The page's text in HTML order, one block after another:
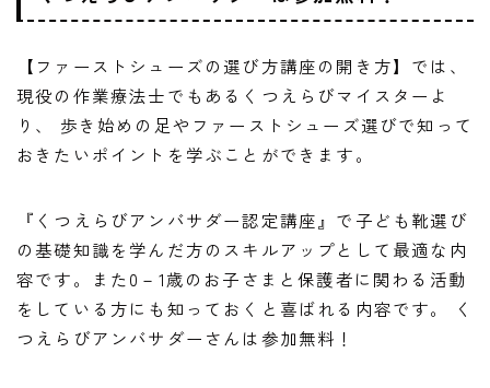
【ファーストシューズの選び方講座の開き方】では、
現役の作業療法士でもあるくつえらびマイスターよ
り、 歩き始めの足やファーストシューズ選びで知って
おきたいポイントを学ぶことができます。
『くつえらびアンバサダー認定講座』で子ども靴選び
の基礎知識を学んだ方のスキルアップとして最適な内
容です。また0－1歳のお子さまと保護者に関わる活動
をしている方にも知っておくと喜ばれる内容です。 く
つえらびアンバサダーさんは参加無料！